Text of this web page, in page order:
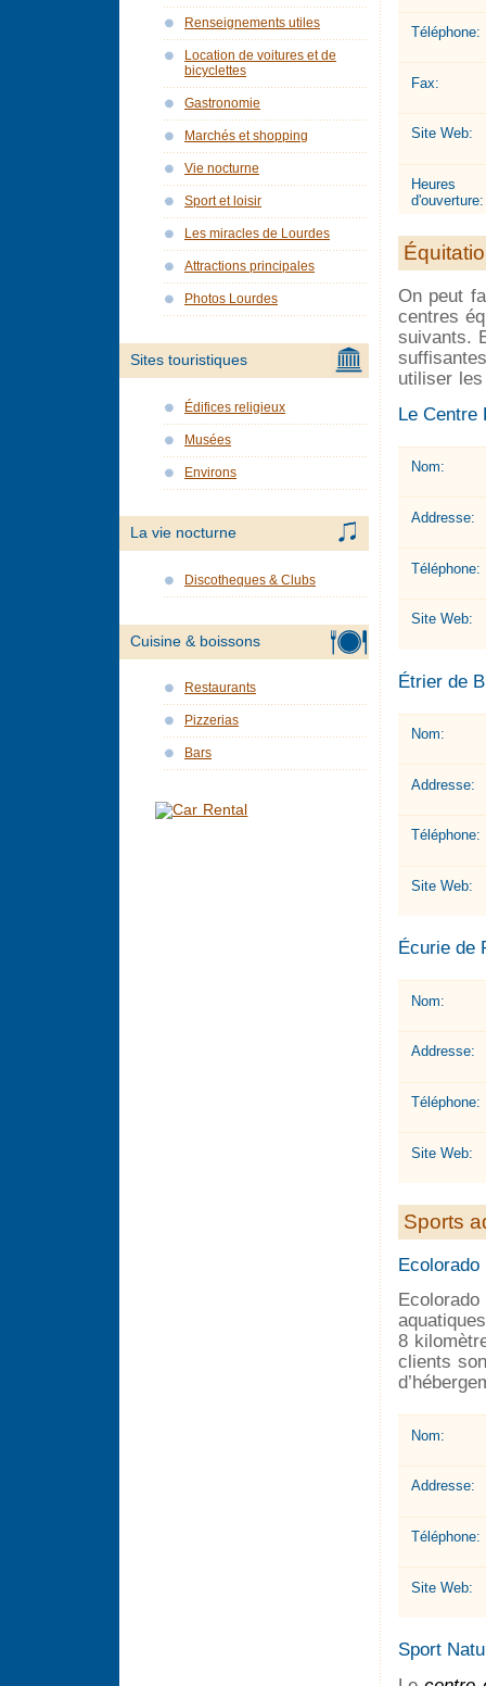
Téléphone:
Fax:
Site Web:
Heures
d'ouverture:
On peut
centres
suivants.
utiliser
Le Centre
Nom:
Addresse:
Téléphone:
Site Web:
Étrier de
Nom:
Addresse:
Téléphone:
Site Web:
Écurie de
Nom:
Addresse:
Téléphone:
Site Web:
Sports
Ecolorado
8
clients
Nom:
Addresse:
Téléphone:
Site Web:
Sport
Renseignements utiles
Location de voitures et de
bicyclettes
Gastronomie
Marchés et shopping
Vie nocturne
Sport et loisir
Les miracles de Lourdes
Attractions principales
Photos Lourdes
Sites touristiques
Édifices religieux
Musées
Environs
La vie nocturne
Discotheques & Clubs
Cuisine & boissons
Restaurants
Pizzerias
Bars